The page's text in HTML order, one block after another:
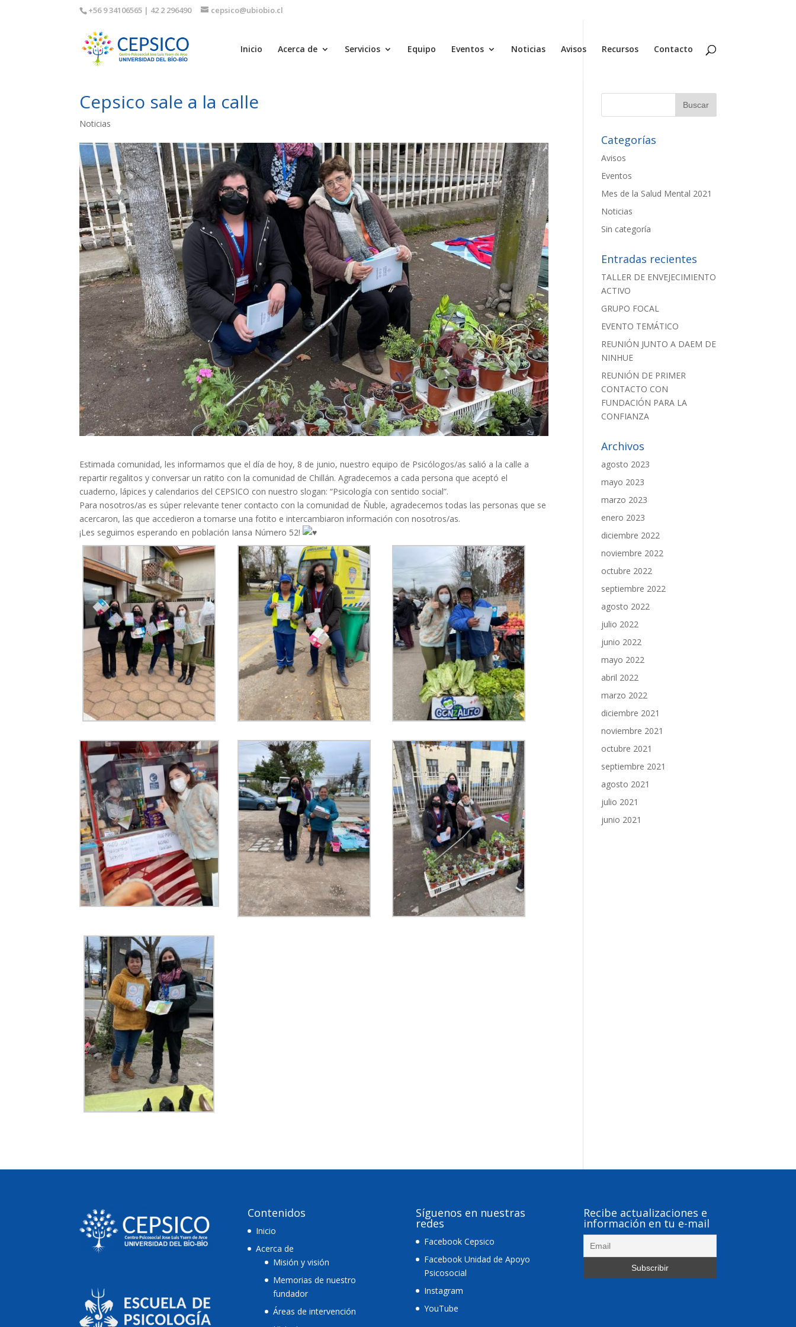
+56 9 34106565 | 42 2 296490 cepsico@ubiobio.cl
Inicio Acerca de Servicios Equipo Eventos Noticias Avisos Recursos Contacto
Cepsico sale a la calle
Noticias
Estimada comunidad, les informamos que el día de hoy, 8 de junio, nuestro equipo de Psicólogos/as salió a la calle a
repartir regalitos y conversar un ratito con la comunidad de Chillán. Agradecemos a cada persona que aceptó el
cuaderno, lápices y calendarios del CEPSICO con nuestro slogan: “Psicología con sentido social”.
Para nosotros/as es súper relevante tener contacto con la comunidad de Ñuble, agradecemos todas las personas que se
acercaron, las que accedieron a tomarse una fotito e intercambiaron información con nosotros/as.
¡Les seguimos esperando en población Iansa Número 52!
Categorías
Avisos
Eventos
Mes de la Salud Mental 2021
Noticias
Sin categoría
Entradas recientes
TALLER DE ENVEJECIMIENTO
ACTIVO
GRUPO FOCAL
EVENTO TEMÁTICO
REUNIÓN JUNTO A DAEM DE
NINHUE
REUNIÓN DE PRIMER
CONTACTO CON
FUNDACIÓN PARA LA
CONFIANZA
Archivos
agosto 2023
mayo 2023
marzo 2023
enero 2023
diciembre 2022
noviembre 2022
octubre 2022
septiembre 2022
agosto 2022
julio 2022
junio 2022
mayo 2022
abril 2022
marzo 2022
diciembre 2021
noviembre 2021
octubre 2021
septiembre 2021
agosto 2021
julio 2021
junio 2021
Contenidos
Inicio
Acerca de
Misión y visión
Memorias de nuestro
fundador
Áreas de intervención
Síguenos en nuestras
redes
Facebook Cepsico
Facebook Unidad de Apoyo
Psicosocial
Instagram
YouTube
Recibe actualizaciones e
información en tu e-mail